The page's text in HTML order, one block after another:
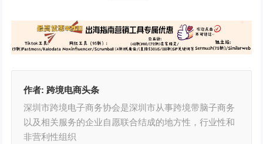
作者: 跨境电商头条
深圳市跨境电子商务协会是深圳市从事跨境带脑子商务
以及相关服务的企业自愿联合结成的地方性，行业性和
非营利性组织